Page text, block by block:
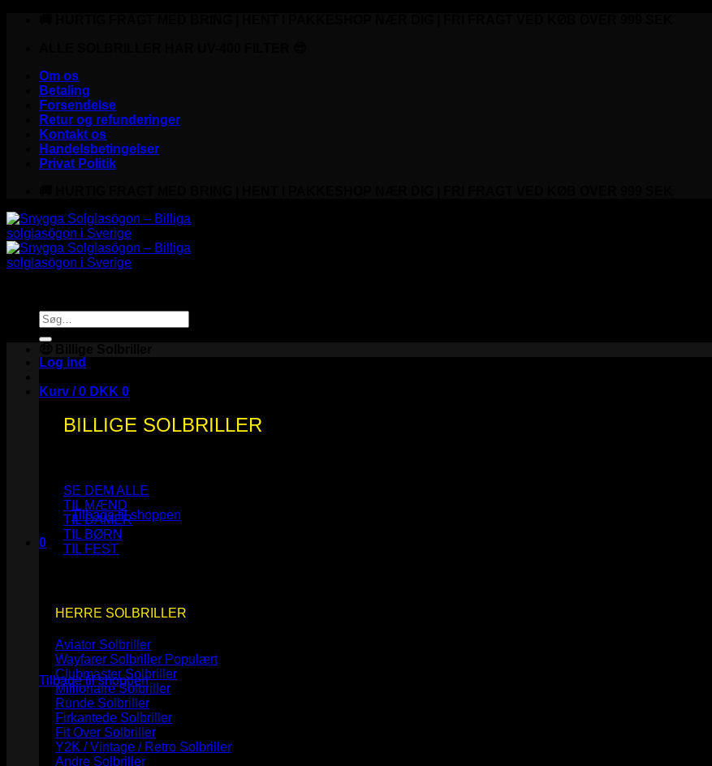
Om os
Betaling
Forsendelse
Retur og refunderinger
Kontakt os
Handelsbetingelser
Privat Politik
Søg
efter:
Log ind
Kurv /0 DKK 0
Ingen varer i kurven.
Tilbage til shoppen
0
Kurv
Ingen varer i kurven.
Tilbage til shoppen
BILLIGE SOLBRILLER
SE DEM ALLE
TIL MÆND
TIL DAMER
TIL BØRN
TIL FEST
HERRE SOLBRILLER
Aviator Solbriller
Wayfarer Solbriller
Clubmaster Solbriller
Millionaire Solbriller
Runde Solbriller
Firkantede Solbriller
Fit Over Solbriller
Y2K / Vintage / Retro Solbriller
Andre Solbriller